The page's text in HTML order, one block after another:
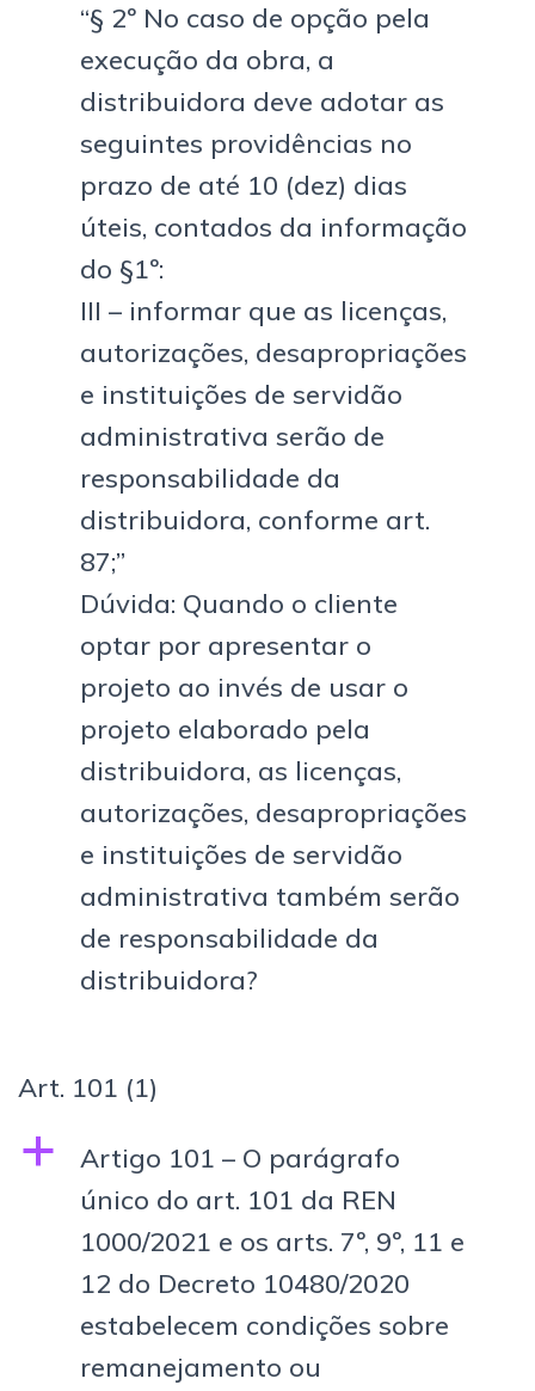
“§ 2º No caso de opção pela
execução da obra, a
distribuidora deve adotar as
seguintes providências no
prazo de até 10 (dez) dias
úteis, contados da informação
do §1º:
III – informar que as licenças,
autorizações, desapropriações
e instituições de servidão
administrativa serão de
responsabilidade da
distribuidora, conforme art.
87;”
Dúvida: Quando o cliente
optar por apresentar o
projeto ao invés de usar o
projeto elaborado pela
distribuidora, as licenças,
autorizações, desapropriações
e instituições de servidão
administrativa também serão
de responsabilidade da
distribuidora?
Art. 101 (1)
a
Artigo 101 – O parágrafo
único do art. 101 da REN
1000/2021 e os arts. 7º, 9º, 11 e
12 do Decreto 10480/2020
estabelecem condições sobre
remanejamento ou